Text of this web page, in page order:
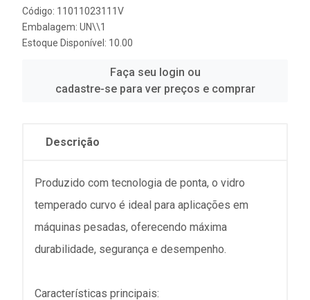
Código: 11011023111V
Embalagem: UN\\1
Estoque Disponível: 10.00
Faça seu login ou
cadastre-se para ver preços e comprar
Descrição
Produzido com tecnologia de ponta, o vidro
temperado curvo é ideal para aplicações em
máquinas pesadas, oferecendo máxima
durabilidade, segurança e desempenho.
Características principais: